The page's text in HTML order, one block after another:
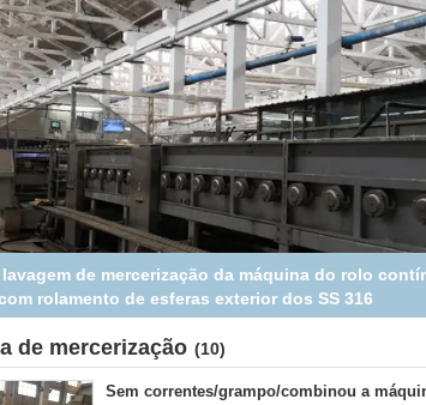
alta de Merceriser com escala de lavagem,
atual caixa de lavagem do contador
de mercerização (10)
Sem correntes/grampo/combinou a